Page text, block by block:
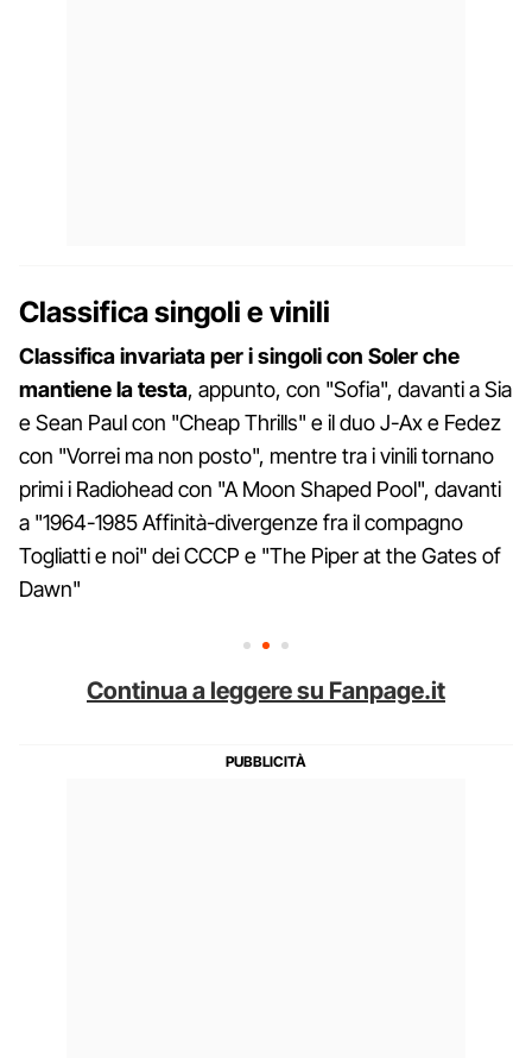
Classifica singoli e vinili
Classifica invariata per i singoli con Soler che
mantiene la testa, appunto, con "Sofia", davanti a Sia
e Sean Paul con "Cheap Thrills" e il duo J-Ax e Fedez
con "Vorrei ma non posto", mentre tra i vinili tornano
primi i Radiohead con "A Moon Shaped Pool", davanti
a "1964-1985 Affinità-divergenze fra il compagno
Togliatti e noi" dei CCCP e "The Piper at the Gates of
Dawn"
Continua a leggere su Fanpage.it